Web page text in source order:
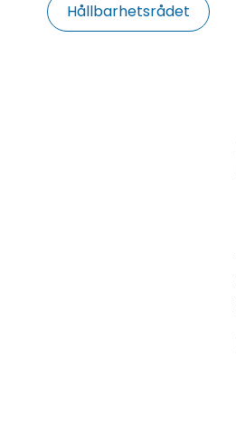
Hållbarhetsrådet